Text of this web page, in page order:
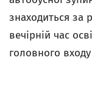
знаходиться за
вечірній час
головного